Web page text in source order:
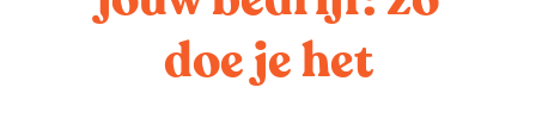
doe je het